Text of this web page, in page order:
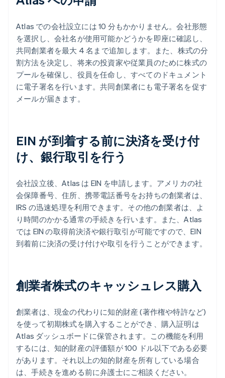
Atlas での会社設立には 10 分もかかりません。会社形態
を選択し、会社名が使用可能かどうかを即座に確認し、
共同創業者を最大 4 名まで追加します。また、株式の分
割方法を決定し、将来の投資家や従業員のために株式の
プールを確保し、役員を任命し、すべてのドキュメント
に電子署名を行います。共同創業者にも電子署名を促す
メールが届きます。
EIN が到着する前に決済を受け付
け、銀行取引を行う
会社設立後、Atlas は EIN を申請します。アメリカの社
会保障番号、住所、携帯電話番号をお持ちの創業者は、
IRS の迅速処理を利用できます。その他の創業者は、よ
り時間のかかる通常の手続きを行います。また、Atlas
では EIN の取得前決済や銀行取引が可能ですので、EIN
到着前に決済の受け付けや取引を行うことができます。
創業者株式のキャッシュレス購入
創業者は、現金の代わりに知的財産 (著作権や特許など)
を使って初期株式を購入することができ、購入証明は
Atlas ダッシュボードに保管されます。この機能を利用
するには、知的財産の評価額が 100 ドル以下である必要
があります。それ以上の知的財産を所有している場合
は、手続きを進める前に弁護士にご相談ください。